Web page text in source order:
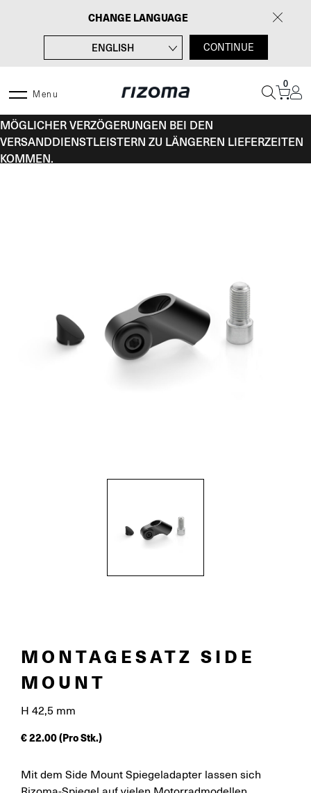
CHANGE LANGUAGE
ENGLISH
ITALIANO
ESPAÑOL
CONTINUE
Menu
0
MÖGLICHER VERZÖGERUNGEN BEI DEN
VERSANDDIENSTLEISTERN ZU LÄNGEREN LIEFERZEITEN
KOMMEN.
MONTAGESATZ SIDE
MOUNT
H 42,5 mm
€22.00(Pro Stk.)
Mit dem Side Mount Spiegeladapter lassen sich